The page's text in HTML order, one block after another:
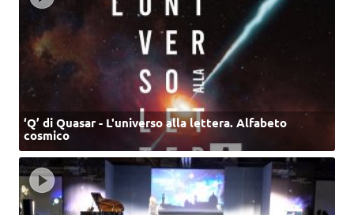
‘Q’ di Quasar - L'universo alla lettera. Alfabeto
cosmico